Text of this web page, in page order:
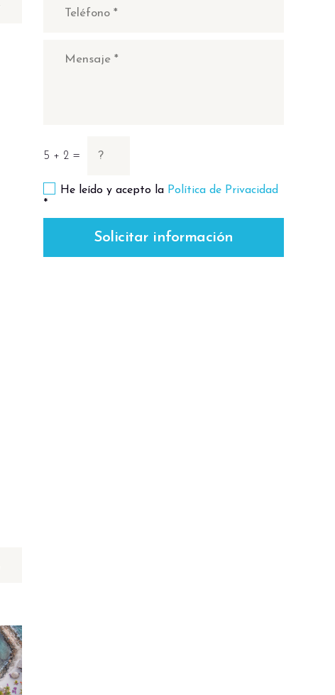
5 + 2 =
He leído y acepto la Política de Privacidad
*
Solicitar información